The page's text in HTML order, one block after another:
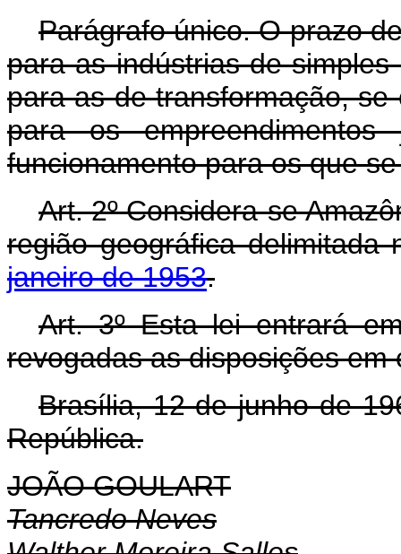
Parágrafo único. O prazo
para as indústrias de
para as de transformação,
para os
funcionamento para os que
Art.2º Considera-se
região geográfica delimitada
janeiro de 1953.
Art.3º Esta lei entrará
revogadas as disposições em
Brasília, 12 de junho de
República.
JOÃO GOULART
Tancredo Neves